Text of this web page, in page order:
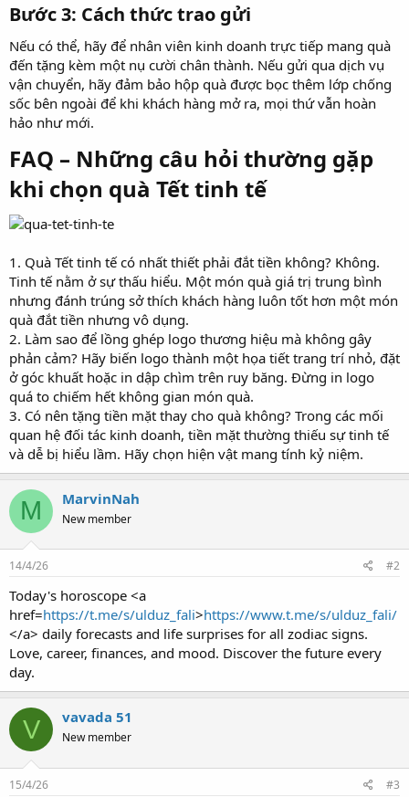
Bước 3: Cách thức trao gửi​
Nếu có thể, hãy để nhân viên kinh doanh trực tiếp mang quà
đến tặng kèm một nụ cười chân thành. Nếu gửi qua dịch vụ
vận chuyển, hãy đảm bảo hộp quà được bọc thêm lớp chống
sốc bên ngoài để khi khách hàng mở ra, mọi thứ vẫn hoàn
hảo như mới.
FAQ – Những câu hỏi thường gặp
khi chọn quà Tết tinh tế​
1. Quà Tết tinh tế có nhất thiết phải đắt tiền không? Không.
Tinh tế nằm ở sự thấu hiểu. Một món quà giá trị trung bình
nhưng đánh trúng sở thích khách hàng luôn tốt hơn một món
quà đắt tiền nhưng vô dụng.
2. Làm sao để lồng ghép logo thương hiệu mà không gây
phản cảm? Hãy biến logo thành một họa tiết trang trí nhỏ, đặt
ở góc khuất hoặc in dập chìm trên ruy băng. Đừng in logo
quá to chiếm hết không gian món quà.
3. Có nên tặng tiền mặt thay cho quà không? Trong các mối
quan hệ đối tác kinh doanh, tiền mặt thường thiếu sự tinh tế
và dễ bị hiểu lầm. Hãy chọn hiện vật mang tính kỷ niệm.
M MarvinNah
New member
14/4/26 #2
Today's horoscope <a
href=https://t.me/s/ulduz_fali>https://www.t.me/s/ulduz_fali/
</a> daily forecasts and life surprises for all zodiac signs.
Love, career, finances, and mood. Discover the future every
day.
V vavada 51
New member
15/4/26 #3